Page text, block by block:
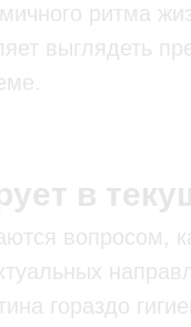
ритма
выглядеть
в
вопросом,
гораздо